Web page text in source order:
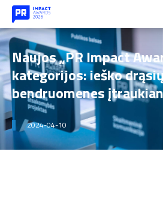
Naujos „PR Impact
kategorijos: ieško
bendruomenes
2024-04-10